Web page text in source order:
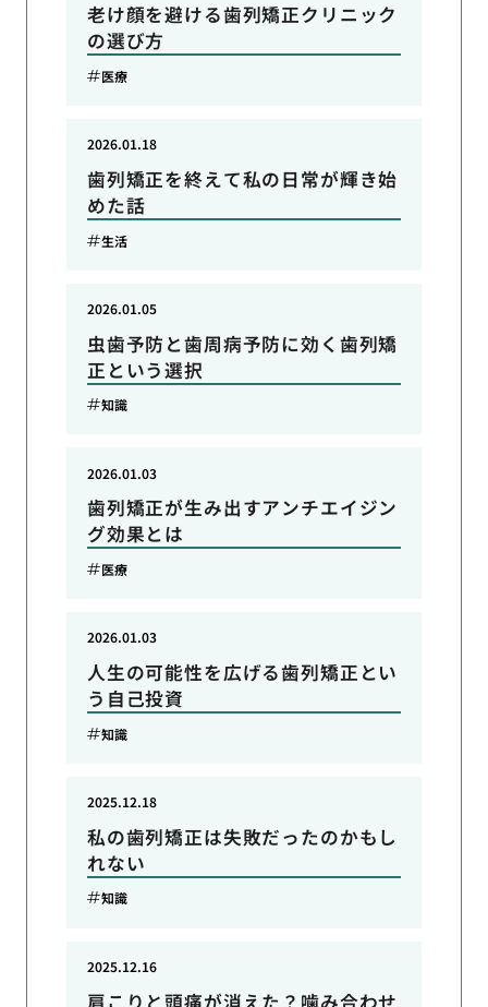
老け顔を避ける歯列矯正クリニック
の選び方
医療
歯列矯正を終えて私の日常が輝き始
めた話
2026.01.18
生活
虫歯予防と歯周病予防に効く歯列矯
正という選択
2026.01.05
知識
歯列矯正が生み出すアンチエイジン
グ効果とは
2026.01.03
医療
人生の可能性を広げる歯列矯正とい
う自己投資
2026.01.03
知識
私の歯列矯正は失敗だったのかもし
れない
2025.12.18
知識
肩こりと頭痛が消えた？噛み合わせ
2025.12.16